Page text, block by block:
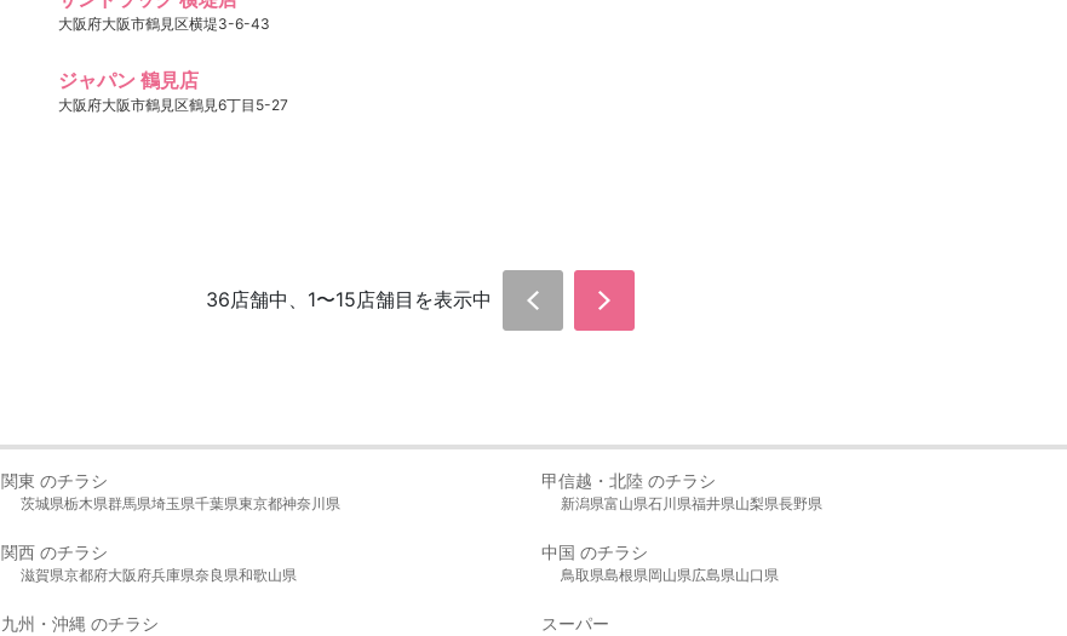
大阪府大阪市鶴見区横堤3-6-43
ジャパン 鶴見店
大阪府大阪市鶴見区鶴見6丁目5-27
36店舗中、1〜15店舗目を表示中
関東 のチラシ
茨城県栃木県群馬県埼玉県千葉県東京都神奈川県
甲信越・北陸 のチラシ
新潟県富山県石川県福井県山梨県長野県
関西 のチラシ
滋賀県京都府大阪府兵庫県奈良県和歌山県
中国 のチラシ
鳥取県島根県岡山県広島県山口県
九州・沖縄 のチラシ スーパー